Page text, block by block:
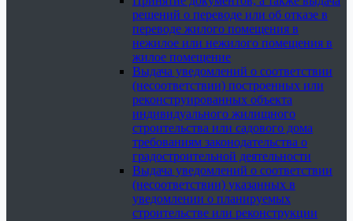
решений о переводе или об отказе в
переводе жилого помещения в
нежилое или нежилого помещения в
жилое помещение
Выдача уведомлений о соответствии
(несоответствии) построенных или
реконструированных объекта
индивидуального жилищного
строительства или садового дома
требованиям законодательства о
градостроительной деятельности
Выдача уведомлений о соответствии
(несоответствии) указанных в
уведомлении о планируемых
строительстве или реконструкции